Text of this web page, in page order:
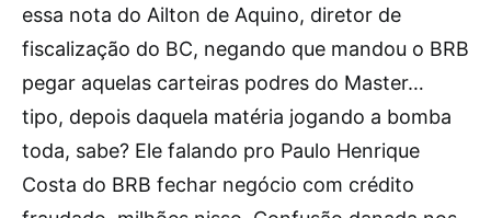
essa nota do Ailton de Aquino, diretor de
fiscalização do BC, negando que mandou o BRB
pegar aquelas carteiras podres do Master…
tipo, depois daquela matéria jogando a bomba
toda, sabe? Ele falando pro Paulo Henrique
Costa do BRB fechar negócio com crédito